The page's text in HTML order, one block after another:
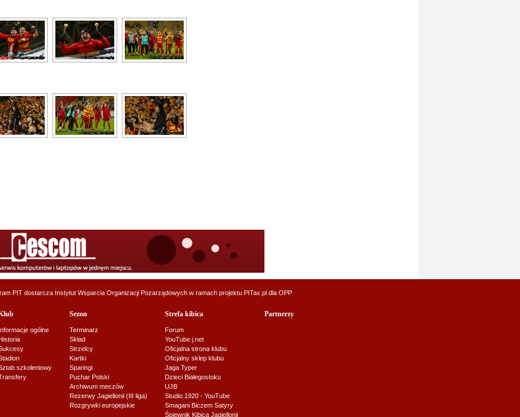
PIT dostarcza Instytut Wsparcia Organizacji Pozarządowych w ramach projektu PITax.pl dla OPP
ogólne
szkoleniowy
Sezon
Terminarz
Skład
Strzelcy
Kartki
Sparingi
Puchar Polski
Archiwum meczów
Rezerwy Jagiellonii (III liga)
Rozgrywki europejskie
Strefa kibica
Forum
YouTube j.net
Oficjalna strona klubu
Oficjalny sklep klubu
Jaga Typer
Dzieci Białegostoku
UJB
Studio 1920 - YouTube
Smagani Biczem Satyry
Śpiewnik Kibica Jagiellonii
Partnerzy